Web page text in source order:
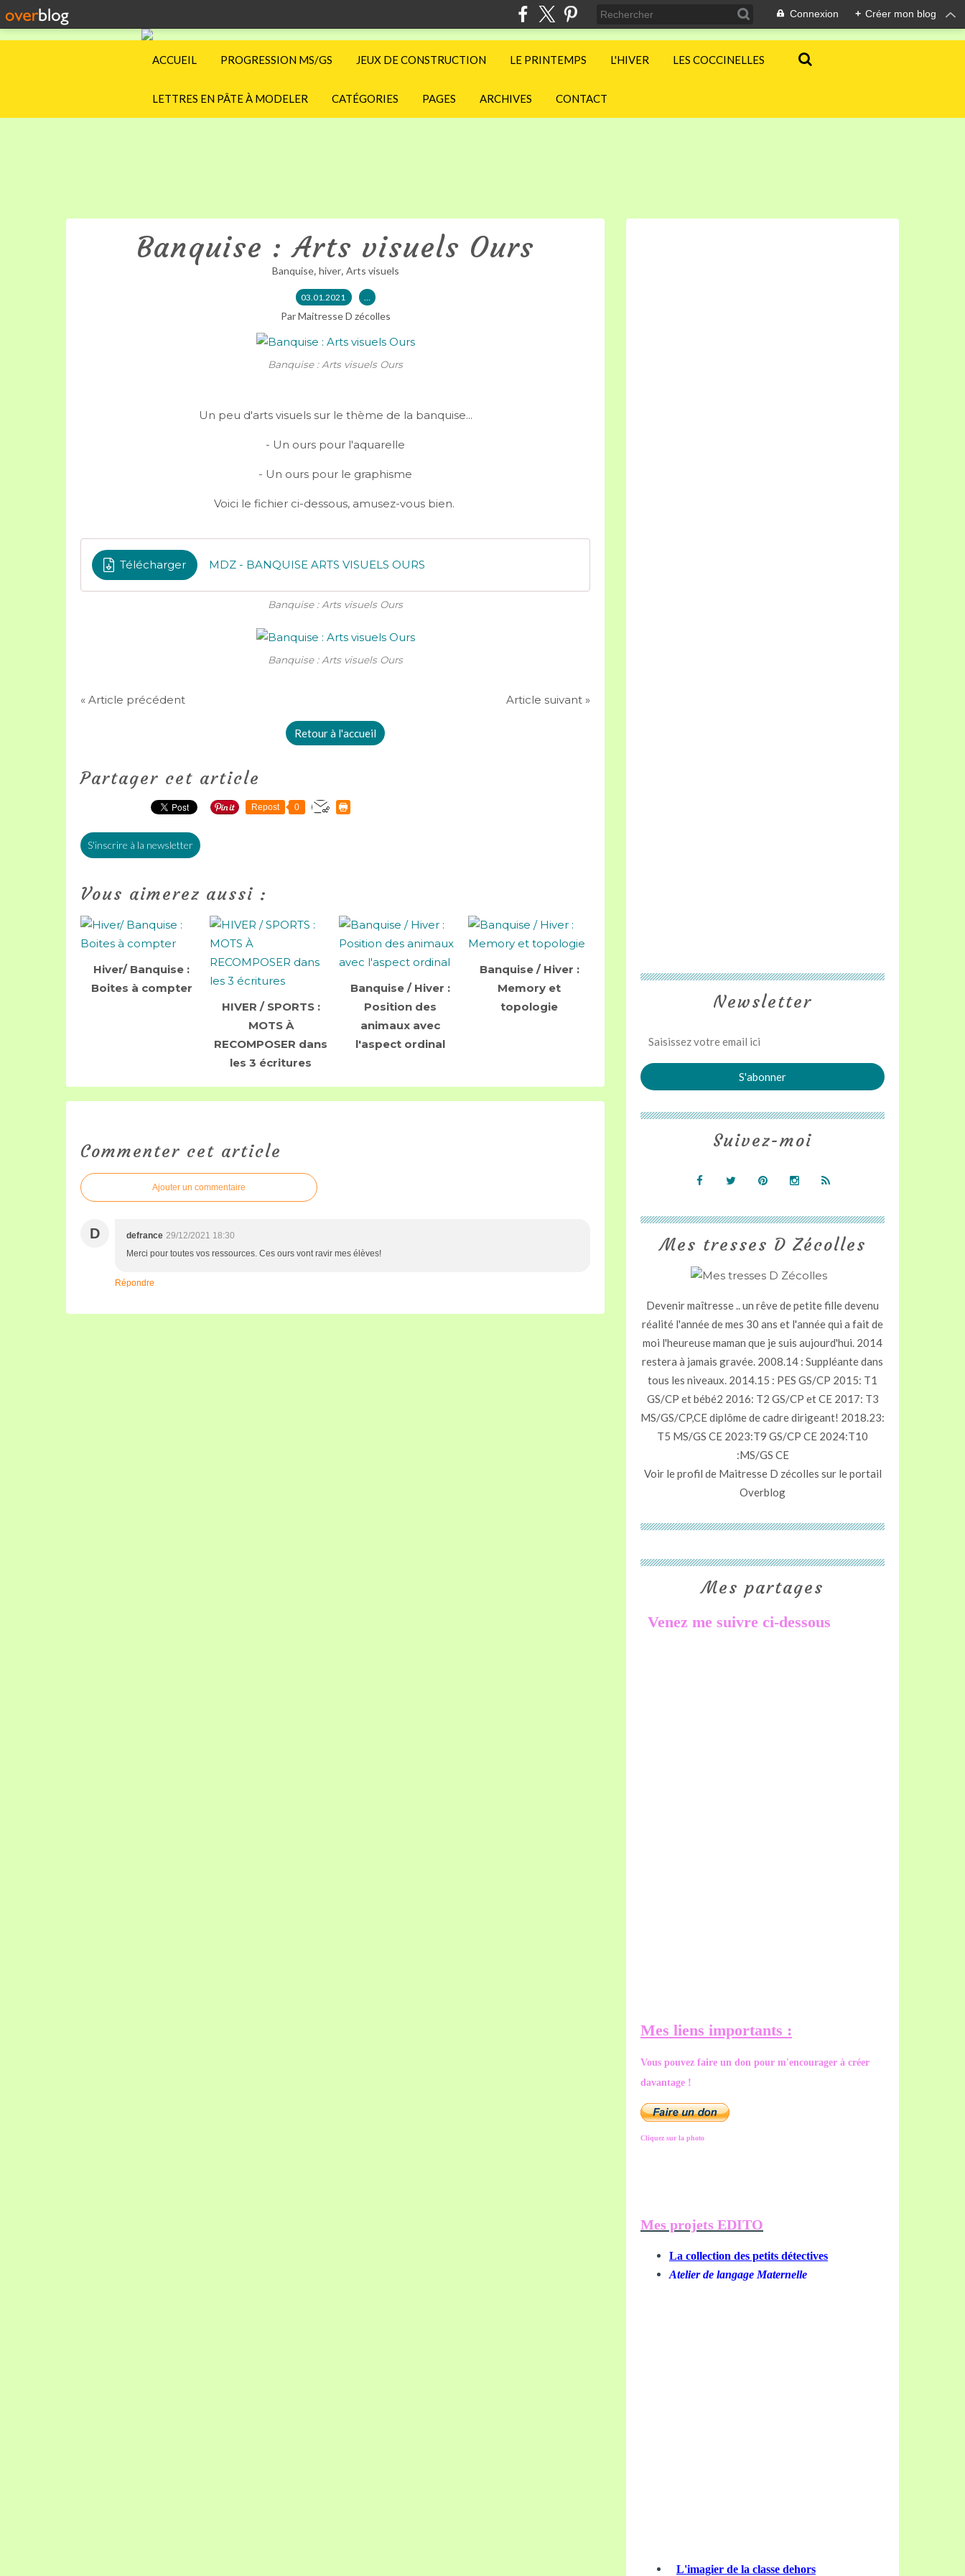
Connexion + Créer mon blog
ACCUEIL PROGRESSION MS/GS JEUX DE CONSTRUCTION LE PRINTEMPS L'HIVER LES COCCINELLES
LETTRES EN PÂTE À MODELER CATÉGORIES PAGES ARCHIVES CONTACT
Banquise : Arts visuels Ours
Banquise, hiver, Arts visuels
03.01.2021 …
Par Maitresse D zécolles
Banquise : Arts visuels Ours
Un peu d'arts visuels sur le thème de la banquise...
- Un ours pour l'aquarelle
- Un ours pour le graphisme
Voici le fichier ci-dessous, amusez-vous bien.
Télécharger MDZ - BANQUISE ARTS VISUELS OURS
Banquise : Arts visuels Ours
Banquise : Arts visuels Ours
« Article précédent Article suivant »
Retour à l'accueil
Partager cet article
Repost 0
S'inscrire à la newsletter
Vous aimerez aussi :
Hiver/ Banquise :
Boites à compter
HIVER / SPORTS :
MOTS À
RECOMPOSER dans
les 3 écritures
Banquise / Hiver :
Position des
animaux avec
l'aspect ordinal
Banquise / Hiver :
Memory et
topologie
Commenter cet article
Ajouter un commentaire
D defrance 29/12/2021 18:30
Merci pour toutes vos ressources. Ces ours vont ravir mes élèves!
Répondre
Newsletter
Mes tresses D Zécolles
Devenir maîtresse .. un rêve de petite fille devenu
réalité l'année de mes 30 ans et l'année qui a fait de
moi l'heureuse maman que je suis aujourd'hui. 2014
restera à jamais gravée. 2008.14 : Suppléante dans
tous les niveaux. 2014.15 : PES GS/CP 2015: T1
GS/CP et bébé2 2016: T2 GS/CP et CE 2017: T3
MS/GS/CP,CE diplôme de cadre dirigeant! 2018.23:
T5 MS/GS CE 2023:T9 GS/CP CE 2024:T10
:MS/GS CE
Voir le profil de Maitresse D zécolles sur le portail
Overblog
Suivez-moi
Mes partages
Venez me suivre ci-dessous
Mes liens importants :
Vous pouvez faire un don pour m'encourager à créer
davantage !
Cliquez sur la photo
Mes projets EDITO
La collection des petits détectives
Atelier de langage Maternelle
L'imagier de la classe dehors